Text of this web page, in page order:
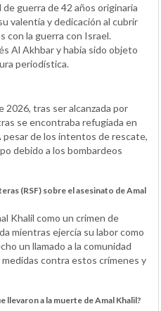
guerra de 42 años originaria
valentía y dedicación al cubrir
con la guerra con Israel.
Al Akhbar y había sido objeto
periodística.
2026, tras ser alcanzada por
se encontraba refugiada en
pesar de los intentos de rescate,
debido a los bombardeos
(RSF) sobre el asesinato de Amal
Khalil como un crimen de
mientras ejercía su labor como
un llamado a la comunidad
contra estos crímenes y
llevaron a la muerte de Amal Khalil?